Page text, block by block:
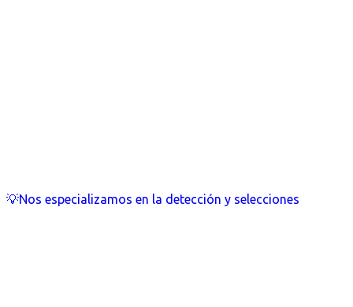
💡Nos especializamos en la detección y selecciones